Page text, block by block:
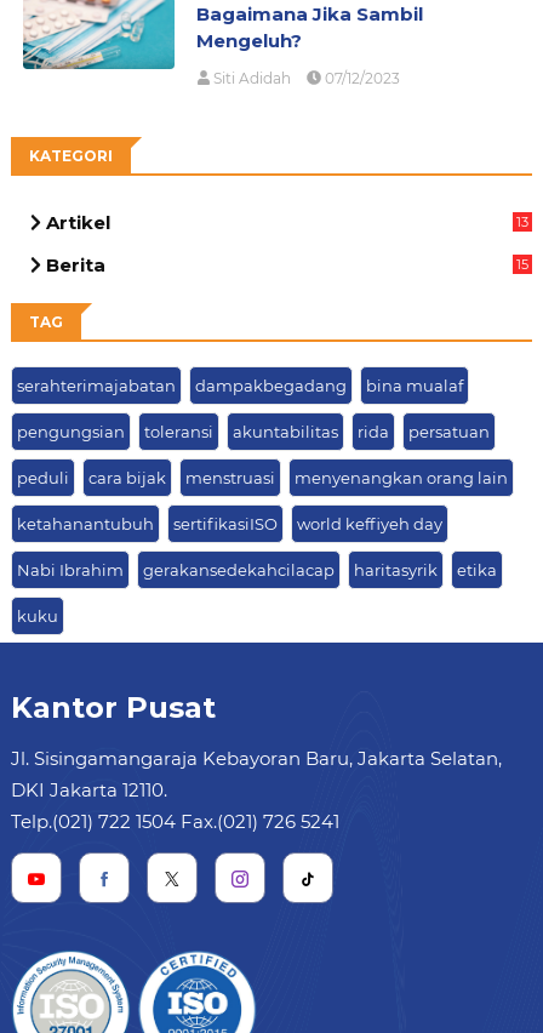
Bagaimana Jika Sambil
Mengeluh?
Siti Adidah 07/12/2023
KATEGORI
Artikel
13
Berita
15
TAG
serahterimajabatan dampakbegadang bina mualaf
pengungsian toleransi akuntabilitas rida persatuan
peduli cara bijak menstruasi menyenangkan orang lain
ketahanantubuh sertifikasiISO world keffiyeh day
Nabi Ibrahim gerakansedekahcilacap haritasyrik etika
kuku
Kantor Pusat
Jl. Sisingamangaraja Kebayoran Baru, Jakarta Selatan,
DKI Jakarta 12110.
Telp.(021) 722 1504 Fax.(021) 726 5241